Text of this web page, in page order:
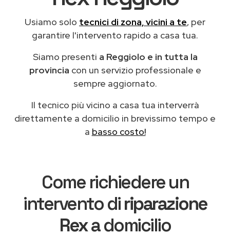
Usiamo solo tecnici di zona, vicini a te, per
garantire l'intervento rapido a casa tua.
Siamo presenti a Reggiolo e in tutta la
provincia con un servizio professionale e
sempre aggiornato.
Il tecnico più vicino a casa tua interverrà
direttamente a domicilio in brevissimo tempo e
a basso costo!
Come richiedere un
intervento diriparazione
Rexa domicilio